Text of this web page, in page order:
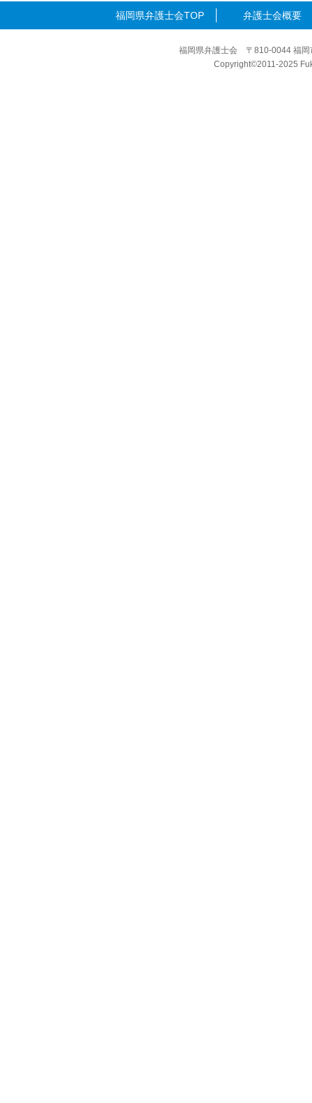
福岡県弁護士会TOP 弁護士会概要
福岡県弁護士会 〒810-0044 福
Copyright©2011-2025